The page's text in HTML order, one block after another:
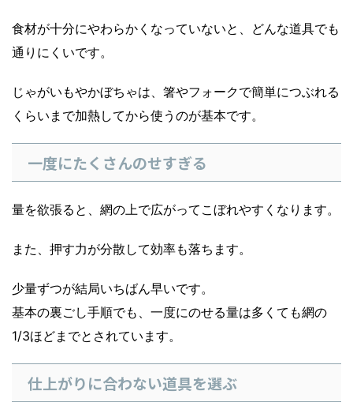
食材が十分にやわらかくなっていないと、どんな道具でも
通りにくいです。
じゃがいもやかぼちゃは、箸やフォークで簡単につぶれる
くらいまで加熱してから使うのが基本です。
一度にたくさんのせすぎる
量を欲張ると、網の上で広がってこぼれやすくなります。
また、押す力が分散して効率も落ちます。
少量ずつが結局いちばん早いです。
基本の裏ごし手順でも、一度にのせる量は多くても網の
1/3ほどまでとされています。
仕上がりに合わない道具を選ぶ